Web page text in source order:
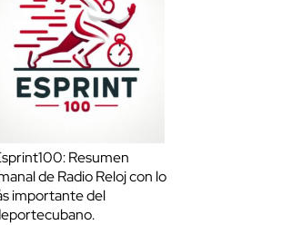
Resumen
de Radio Reloj con lo
importante del